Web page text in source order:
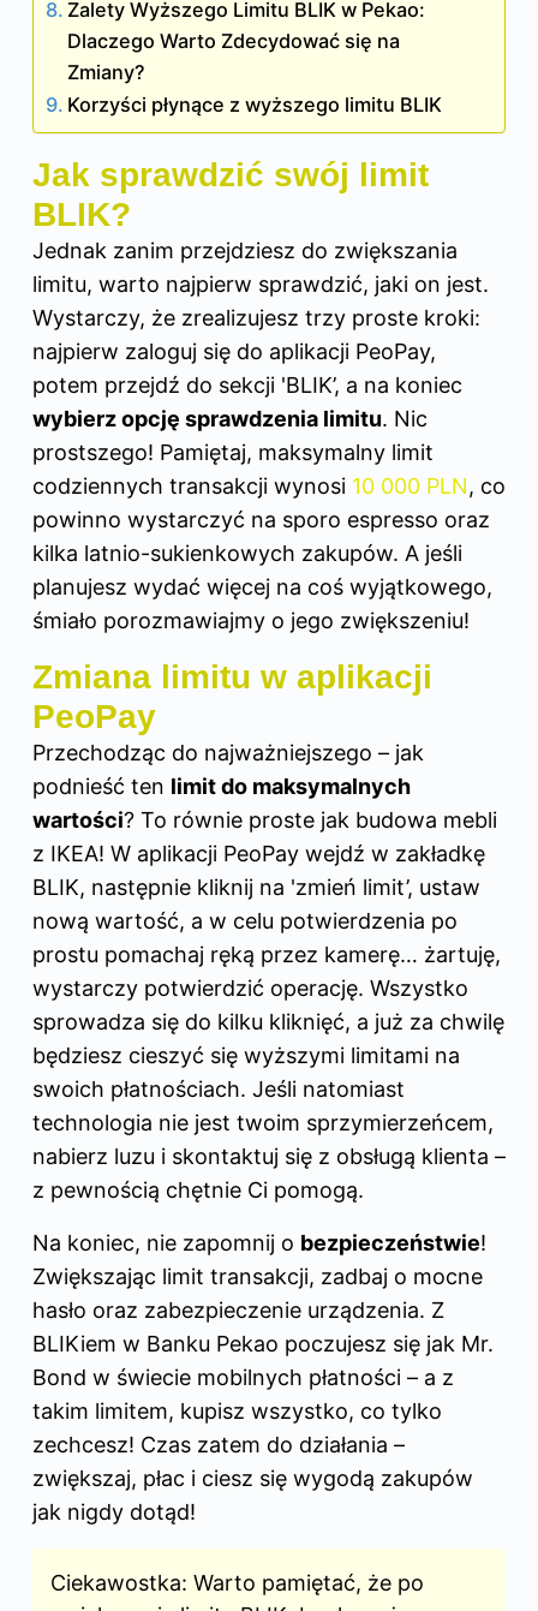
Zalety Wyższego Limitu BLIK w Pekao:
Dlaczego Warto Zdecydować się na
Zmiany?
Korzyści płynące z wyższego limitu BLIK
Jak sprawdzić swój limit
BLIK?
Jednak zanim przejdziesz do zwiększania
limitu, warto najpierw sprawdzić, jaki on jest.
Wystarczy, że zrealizujesz trzy proste kroki:
najpierw zaloguj się do aplikacji PeoPay,
potem przejdź do sekcji 'BLIK’, a na koniec
wybierz opcję sprawdzenia limitu. Nic
prostszego! Pamiętaj, maksymalny limit
codziennych transakcji wynosi 10 000 PLN, co
powinno wystarczyć na sporo espresso oraz
kilka latnio-sukienkowych zakupów. A jeśli
planujesz wydać więcej na coś wyjątkowego,
śmiało porozmawiajmy o jego zwiększeniu!
Zmiana limitu w aplikacji
PeoPay
Przechodząc do najważniejszego – jak
podnieść ten limit do maksymalnych
wartości? To równie proste jak budowa mebli
z IKEA! W aplikacji PeoPay wejdź w zakładkę
BLIK, następnie kliknij na 'zmień limit’, ustaw
nową wartość, a w celu potwierdzenia po
prostu pomachaj ręką przez kamerę… żartuję,
wystarczy potwierdzić operację. Wszystko
sprowadza się do kilku kliknięć, a już za chwilę
będziesz cieszyć się wyższymi limitami na
swoich płatnościach. Jeśli natomiast
technologia nie jest twoim sprzymierzeńcem,
nabierz luzu i skontaktuj się z obsługą klienta –
z pewnością chętnie Ci pomogą.
Na koniec, nie zapomnij o bezpieczeństwie!
Zwiększając limit transakcji, zadbaj o mocne
hasło oraz zabezpieczenie urządzenia. Z
BLIKiem w Banku Pekao poczujesz się jak Mr.
Bond w świecie mobilnych płatności – a z
takim limitem, kupisz wszystko, co tylko
zechcesz! Czas zatem do działania –
zwiększaj, płac i ciesz się wygodą zakupów
jak nigdy dotąd!
Ciekawostka: Warto pamiętać, że po